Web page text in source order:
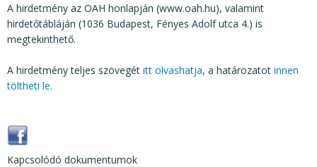
A hirdetmény az OAH honlapján (www.oah.hu), valamint
hirdetőtábláján (1036 Budapest, Fényes Adolf utca 4.) is
megtekinthető.
A hirdetmény teljes szövegét itt olvashatja, a határozatot innen
töltheti le.
Kapcsolódó dokumentumok